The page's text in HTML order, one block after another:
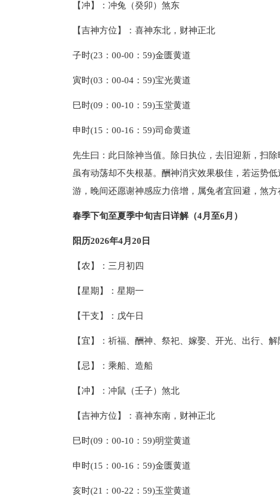
【冲】：冲兔（癸卯）煞东
【吉神方位】：喜神东北，财神正北
子时(23：00-00：59)金匮黄道
寅时(03：00-04：59)宝光黄道
巳时(09：00-10：59)玉堂黄道
申时(15：00-16：59)司命黄道
先生曰：此日除神当值。除日执位，去旧迎新，扫
虽有动荡却不失根基。酬神消灾效果极佳，若运势
游，晚间还愿谢神感应力倍增，属兔者宜回避，煞方
春季下旬至夏季中旬吉日详解（4月至6月）
阳历2026年4月20日
【农】：三月初四
【星期】：星期一
【干支】：戊午日
【宜】：祈福、酬神、祭祀、嫁娶、开光、出行、
【忌】：乘船、造船
【冲】：冲鼠（壬子）煞北
【吉神方位】：喜神东南，财神正北
巳时(09：00-10：59)明堂黄道
申时(15：00-16：59)金匮黄道
亥时(21：00-22：59)玉堂黄道